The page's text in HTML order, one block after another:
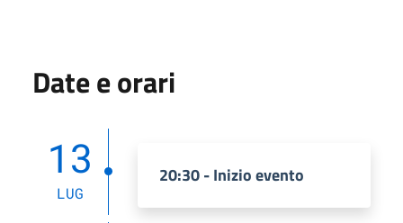
Date e orari
13
LUG
20:30 - Inizio evento